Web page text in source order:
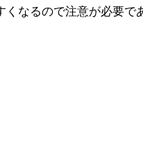
くなるので注意が必要で